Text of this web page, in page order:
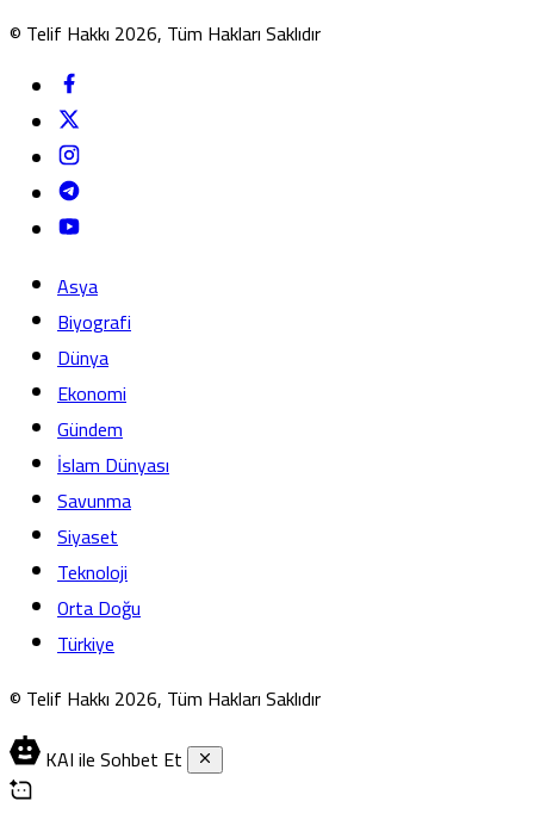
© Telif Hakkı 2026, Tüm Hakları Saklıdır
Asya
Biyografi
Dünya
Ekonomi
Gündem
İslam Dünyası
Savunma
Siyaset
Teknoloji
Orta Doğu
Türkiye
© Telif Hakkı 2026, Tüm Hakları Saklıdır
KAI ile Sohbet Et